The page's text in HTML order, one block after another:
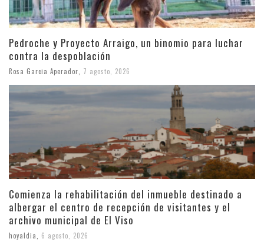
Pedroche y Proyecto Arraigo, un binomio para luchar
contra la despoblación
Rosa Garcia Aperador 7 agosto, 2026
Comienza la rehabilitación del inmueble destinado a
albergar el centro de recepción de visitantes y el
archivo municipal de El Viso
hoyaldia 6 agosto, 2026